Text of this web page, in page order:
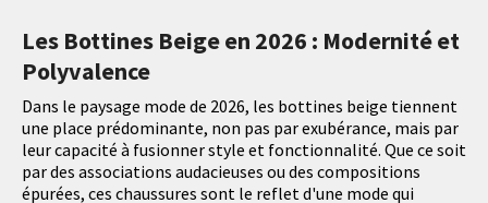
Les Bottines Beige en 2026 : Modernité et
Polyvalence
Dans le paysage mode de 2026, les bottines beige tiennent
une place prédominante, non pas par exubérance, mais par
leur capacité à fusionner style et fonctionnalité. Que ce soit
par des associations audacieuses ou des compositions
épurées, ces chaussures sont le reflet d'une mode qui